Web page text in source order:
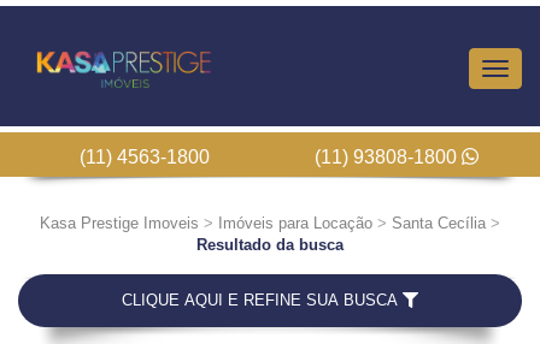
(11) 4563-1800 (11) 93808-1800
Kasa Prestige Imoveis > Imóveis para Locação > Santa Cecília >
Resultado da busca
CLIQUE AQUI E REFINE SUA BUSCA